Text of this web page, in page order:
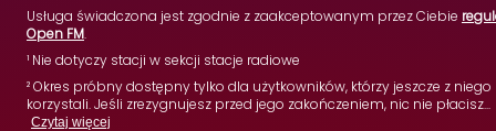
Usługa świadczona jest zgodnie z zaakceptowanym przez Ciebie
Open FM.
¹ Nie dotyczy stacji w sekcji stacje radiowe
² Okres próbny dostępny tylko dla użytkowników, którzy jeszcze z niego
korzystali. Jeśli zrezygnujesz przed jego zakończeniem, nic nie płacisz...
Czytaj więcej